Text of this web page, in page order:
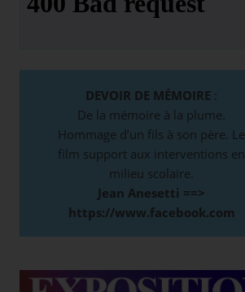
DEVOIR DE MÉMOIRE :
De la mémoire à la plume.
Hommage d’un fils à son père. Le
film support aux interventions en
milieu scolaire.
Jean Anesetti ==>
https://www.facebook.com